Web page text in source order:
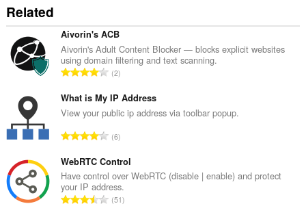
Related
Aivorin's ACB
Aivorin's Adult Content Blocker — blocks explicit websites
using domain filtering and text scanning.
О
щ
б
о
о
ц
е
н
2
What is My IP Address
View your public ip address via toolbar popup.
О
щ
б
р
о
6
WebRTC Control
Have control over WebRTC (disable | enable) and protect
your IP address.
О51